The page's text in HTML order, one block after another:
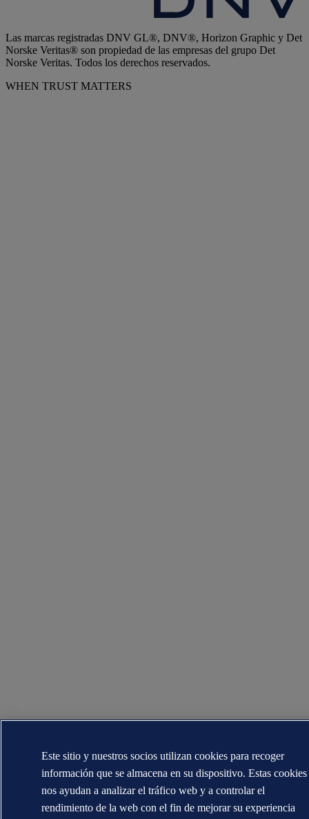
Las marcas registradas DNV GL®, DNV®, Horizon Graphic y Det
Norske Veritas® son propiedad de las empresas del grupo Det
Norske Veritas. Todos los derechos reservados.
WHEN TRUST MATTERS
Este sitio y nuestros socios utilizan cookies para recoger
información que se almacena en su dispositivo. Estas cookies
nos ayudan a analizar el tráfico web y a controlar el
rendimiento de la web con el fin de mejorar su experiencia